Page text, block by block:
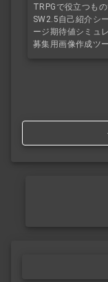
TRPGで役立つも
SW2.5自己紹介シ
ージ期待値シミュ
募集用画像作成ツ